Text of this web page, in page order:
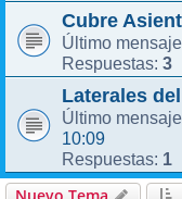
Cubre
Último
Respuestas: 3
Laterales
Último
10:09
Respuestas: 1